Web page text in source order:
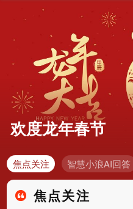
欢度龙年春节
焦点关注 智慧小浪AI回答
焦点关注